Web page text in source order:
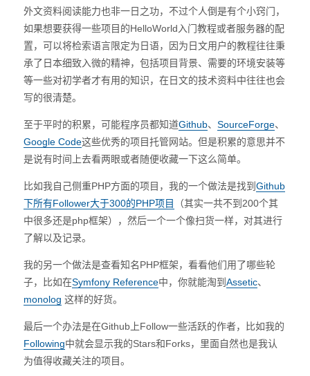
外文资料阅读能力也非一日之功，不过个人倒是有个小窍门，
如果想要获得一些项目的HelloWorld入门教程或者服务器的配
置，可以将检索语言限定为日语，因为日文用户的教程往往秉
承了日本细致入微的精神，包括项目背景、需要的环境安装等
等一些对初学者才有用的知识，在日文的技术资料中往往也会
写的很清楚。
至于平时的积累，可能程序员都知道Github、SourceForge、
Google Code这些优秀的项目托管网站。但是积累的意思并不
是说有时间上去看两眼或者随便收藏一下这么简单。
比如我自己侧重PHP方面的项目，我的一个做法是找到Github
下所有Follower大于300的PHP项目
（其实一共不到200个其
中很多还是php框架），然后一个一个像扫货一样，对其进行
了解以及记录。
我的另一个做法是查看知名PHP框架，看看他们用了哪些轮
子，比如在Symfony Reference中，你就能淘到Assetic、
monolog 这样的好货。
最后一个办法是在Github上Follow一些活跃的作者，比如我的
Following中就会显示我的Stars和Forks，里面自然也是我认
为值得收藏关注的项目。